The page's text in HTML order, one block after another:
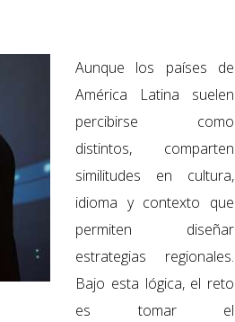
Aunque los países de
América Latina suelen
percibirse como
distintos, comparten
similitudes en cultura,
idioma y contexto que
permiten diseñar
estrategias regionales.
Bajo esta lógica, el reto
es tomar el